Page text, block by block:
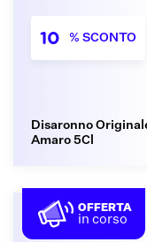
10 % SCONTO
Disaronno
Amaro 5Cl
OFFERTA
in corso